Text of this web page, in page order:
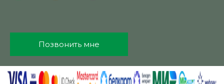
Позвонить мне